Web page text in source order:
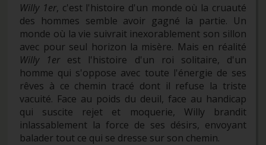
Willy 1er, c'est l'histoire d'un monde où la cruauté
des hommes semble avoir gagné la partie. Un
monde où la vie suivrait inexorablement son sillon
avec pour seul horizon la misère. Mais en réalité
Willy 1erest l'histoire d'un roi solitaire, d'un
homme qui s'oppose avec toute l'énergie de ses
rêves à ce chemin tracé dont il refuse la triste
vacuité. Face au poids du deuil, face au handicap
qui suscite rejet et moquerie, Willy brandit
inlassablement la force de ses désirs, envoyant
balader tout ce qui se dresse sur son chemin.